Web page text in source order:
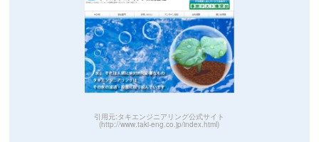
引用元:タキエンジニアリング公式サイト
(http://www.taki-eng.co.jp/index.html)